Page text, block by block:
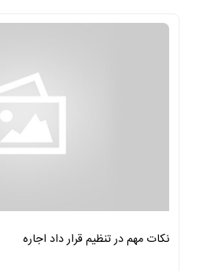
نکات مهم در تنظیم قرار داد اجاره